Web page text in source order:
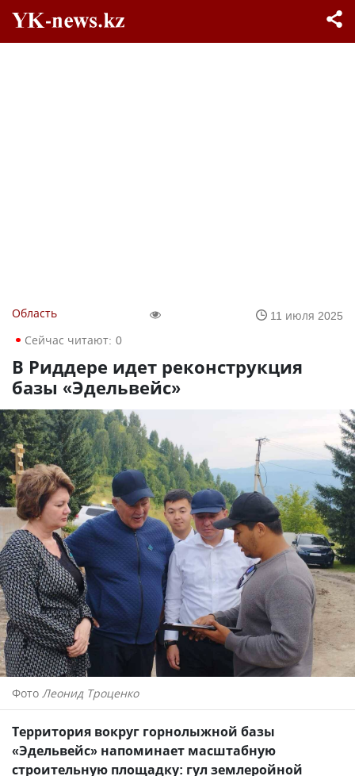
Область
11 июля 2025
Сейчас читают: 0
В Риддере идет реконструкция
базы «Эдельвейс»
Фото Леонид Троценко
Территория вокруг горнолыжной базы
«Эдельвейс» напоминает масштабную
строительную площадку: гул землеройной